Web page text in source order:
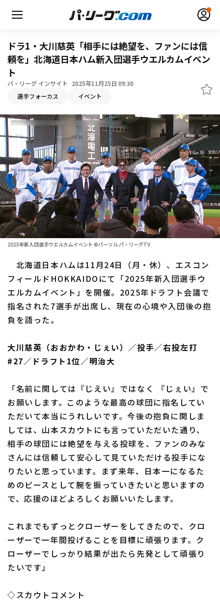
動画
日程・結果
順位表･成績
1軍公式戦
ファーム東地区
ファーム中地区
ファーム西地区
交流戦
選手名鑑
選手名鑑トップ
東北楽天ゴールデンイーグルス
埼玉西武ライオンズ
千葉ロッテマリーンズ
福岡ソフトバンクホークス
ニュース
設定
利用規約 プライバシーポリシー
運営会社（別ウィンドウで開く）
特定商取引法の表示 アルバイト募集（別ウィンドウで開く
ドラ1・大川慈英「相手には絶望を、ファンには信
頼を」北海道日本ハム新入団選手ウエルカムイベン
ト
パ・リーグ インサイト 2025年11月25日 09:30
選手フォーカス イベント
2025年新入団選手ウエルカムイベント ©パーソル パ・リーグTV
北海道日本ハムは11月24日（月・休）、エスコン
フィールドHOKKAIDOにて「2025年新入団選手ウ
エルカムイベント」を開催。2025年ドラフト会議で
指名された7選手が出席し、現在の心境や入団後の抱
負を語った。
大川慈英（おおかわ・じぇい）／投手／右投左打
#27／ドラフト1位／明治大
「名前に関しては『じえい』ではなく 『じぇい』で
お願いします。このような最高の球団に指名してい
ただいて本当にうれしいです。今後の抱負に関しま
しては、山本スカウトにも言っていただいた通り、
相手の球団には絶望を与える投球を、ファンのみな
さんには信頼して安心して見ていただける投手にな
りたいと思っています。まず来年、日本一になるた
めのピースとして腕を振っていきたいと思いますの
で、応援のほどよろしくお願いいたします。
これまでもずっとクローザーをしてきたので、クロ
ーザーで一年間投げることを目標に頑張ります。ク
ローザーでしっかり結果が出たら先発として頑張り
たいです」
◇スカウトコメント